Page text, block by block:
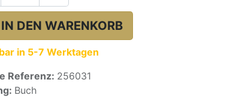
IN DEN WARENKORB
in 5-7 Werktagen
Referenz: 256031
Buch